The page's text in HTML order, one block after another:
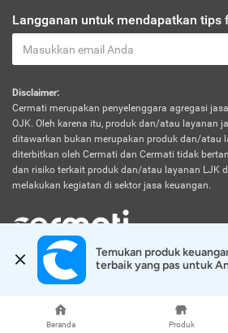
Beranda Produk
Langganan untuk mendapatkan tips
Disclaimer:
Cermati merupakan penyelenggara agregasi
OJK. Oleh karena itu, produk dan/atau layanan
ditawarkan bukan merupakan produk dan/atau
diterbitkan oleh Cermati dan Cermati tidak
dan risiko terkait produk dan/atau layanan LJK
melakukan kegiatan di sektor jasa keuangan.
© 2026 Cermati. All Rights Reserved.
Temukan produk
terbaik yang pas untuk